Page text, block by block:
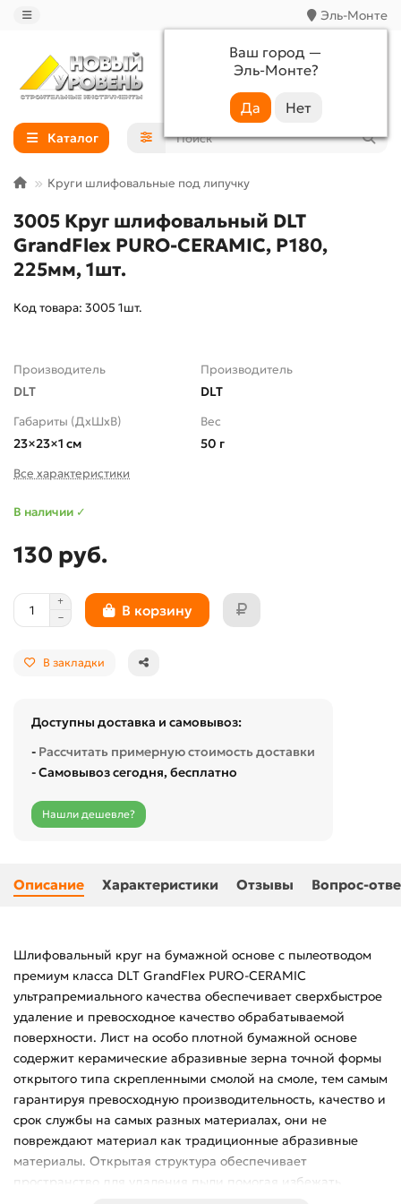
Эль-Монте
Ваш город —
Эль-Монте?
+7 (988) 233-44-52
Каталог
Круги шлифовальные под липучку
3005 Круг шлифовальный DLT
GrandFlex PURO-CERAMIC, P180,
225мм, 1шт.
Код товара: 3005 1шт.
Производитель
DLT
Производитель
DLT
Габариты (ДхШхВ)
23×23×1 см
Вес
50 г
Все характеристики
В наличии ✓
130 руб.
В корзину
В закладки
Доступны доставка и самовывоз:
- Рассчитать примерную стоимость доставки
- Самовывоз сегодня, бесплатно
Нашли дешевле?
Описание Характеристики Отзывы Вопрос-
Шлифовальный круг на бумажной основе с пылеотводом
премиум класса DLT GrandFlex PURO-CERAMIC
ультрапремиального качества обеспечивает сверхбыстрое
удаление и превосходное качество обрабатываемой
поверхности. Лист на особо плотной бумажной основе
содержит керамические абразивные зерна точной формы
открытого типа скрепленными смолой на смоле, тем самым
гарантируя превосходную производительность, качество и
срок службы на самых разных материалах, они не
повреждают материал как традиционные абразивные
материалы. Открытая структура обеспечивает
пространство для удаления пыли помогая избежать